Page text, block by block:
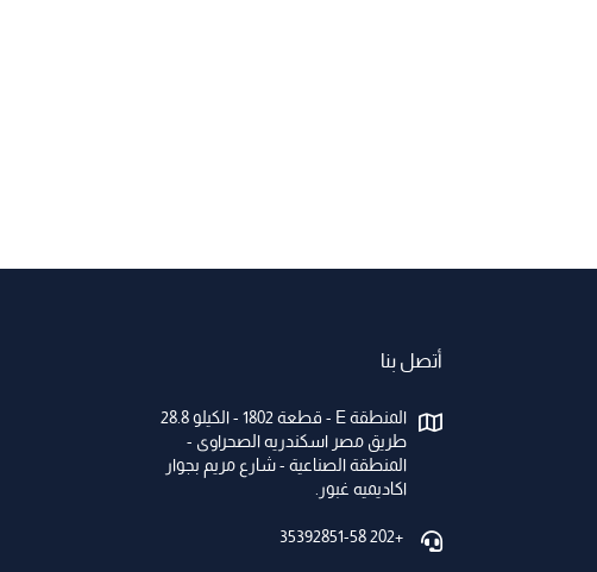
أتصل بنا
المنطقة E - قطعة 1802 - الكيلو 28.8
طريق مصر اسكندريه الصحراوى -
المنطقة الصناعية - شارع مريم بجوار
اكاديميه غبور.
+202 35392851-58